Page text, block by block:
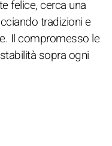
felice, cerca una
tradizioni e
Il compromesso le
sopra ogni